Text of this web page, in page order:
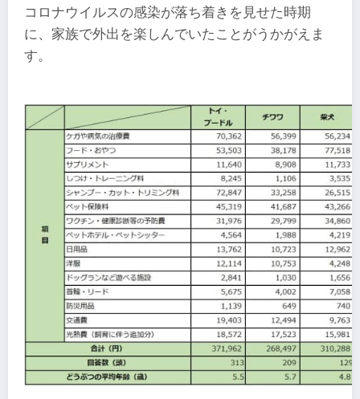
コロナウイルスの感染が落ち着きを見せた時期
に、家族で外出を楽しんでいたことがうかがえま
す。